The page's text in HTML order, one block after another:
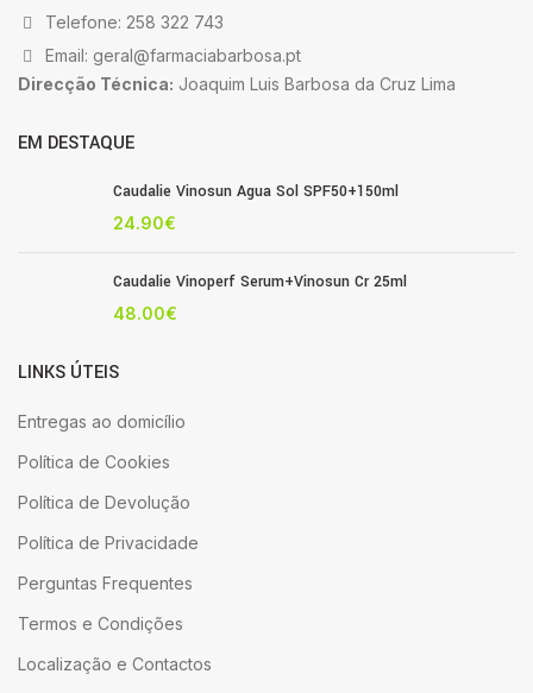
Telefone: 258 322 743
Email: geral@farmaciabarbosa.pt
Direcção Técnica: Joaquim Luis Barbosa da Cruz Lima
EM DESTAQUE
Caudalie Vinosun Agua Sol SPF50+150ml
24.90€
Caudalie Vinoperf Serum+Vinosun Cr 25ml
48.00€
LINKS ÚTEIS
Entregas ao domicílio
Política de Cookies
Política de Devolução
Política de Privacidade
Perguntas Frequentes
Termos e Condições
Localização e Contactos